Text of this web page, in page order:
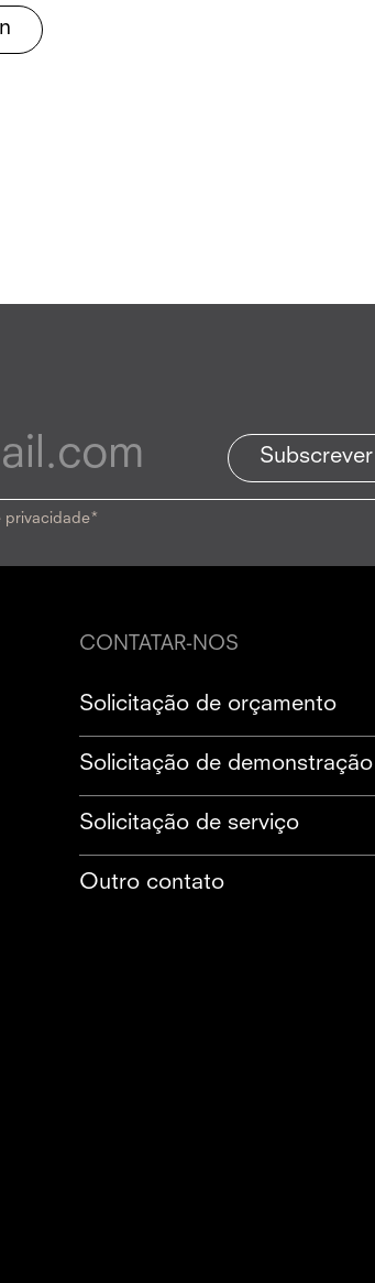
privacidade*
Subscrever
CONTATAR-NOS
Solicitação de orçamento
Solicitação de demonstração
Solicitação de serviço
Outro contato